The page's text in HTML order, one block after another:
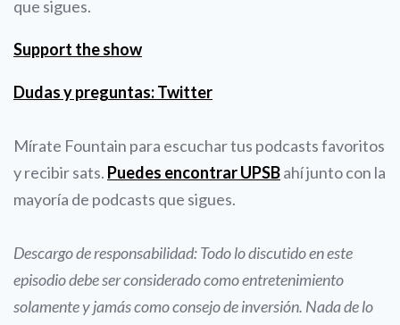
que sigues.
Support the show
Dudas y preguntas: Twitter
Mírate Fountain para escuchar tus podcasts favoritos
y recibir sats. Puedes encontrar UPSBahí junto con la
mayoría de podcasts que sigues.
Descargo de responsabilidad: Todo lo discutido en este
episodio debe ser considerado como entretenimiento
solamente y jamás como consejo de inversión. Nada de lo